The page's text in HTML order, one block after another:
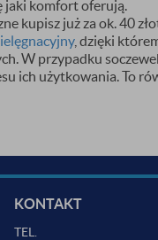
jaki komfort oferują.
kupisz już za ok. 40
, dzięki
W przypadku
ich użytkowania. To
KONTAKT
TEL.